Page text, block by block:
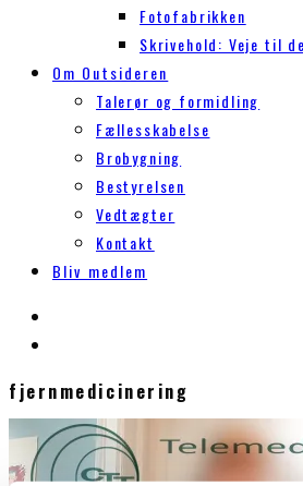
Fotofabrikken
Skrivehold: Veje til
Om Outsideren
Talerør og formidling
Fællesskabelse
Brobygning
Bestyrelsen
Vedtægter
Kontakt
Bliv medlem
fjernmedicinering